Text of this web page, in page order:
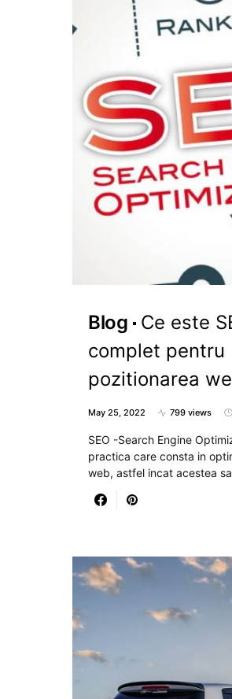
Blog
Ce este
complet pentru
pozitionarea
May 25, 2022 799 views
SEO -Search Engine
practica care consta in
web, astfel incat acestea